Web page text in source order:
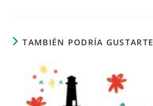
TAMBIÉN PODRÍA GUSTARTE